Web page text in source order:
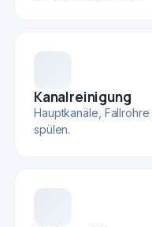
Kanalreinigung
Hauptkanäle,
spülen.